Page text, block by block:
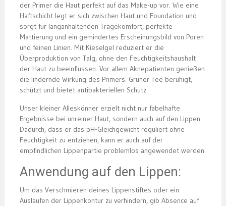
der Primer die Haut perfekt auf das Make-up vor. Wie eine
Haftschicht legt er sich zwischen Haut und Foundation und
sorgt für langanhaltenden Tragekomfort, perfekte
Mattierung und ein gemindertes Erscheinungsbild von Poren
und feinen Linien. Mit Kieselgel reduziert er die
Überproduktion von Talg, ohne den Feuchtigkeitshaushalt
der Haut zu beeinflussen. Vor allem Aknepatienten genießen
die lindernde Wirkung des Primers. Grüner Tee beruhigt,
schützt und bietet antibakteriellen Schutz.
Unser kleiner Alleskönner erzielt nicht nur fabelhafte
Ergebnisse bei unreiner Haut, sondern auch auf den Lippen.
Dadurch, dass er das pH-Gleichgewicht reguliert ohne
Feuchtigkeit zu entziehen, kann er auch auf der
empfindlichen Lippenpartie problemlos angewendet werden.
Anwendung auf den Lippen:
Um das Verschmieren deines Lippenstiftes oder ein
Auslaufen der Lippenkontur zu verhindern, gib Absence auf